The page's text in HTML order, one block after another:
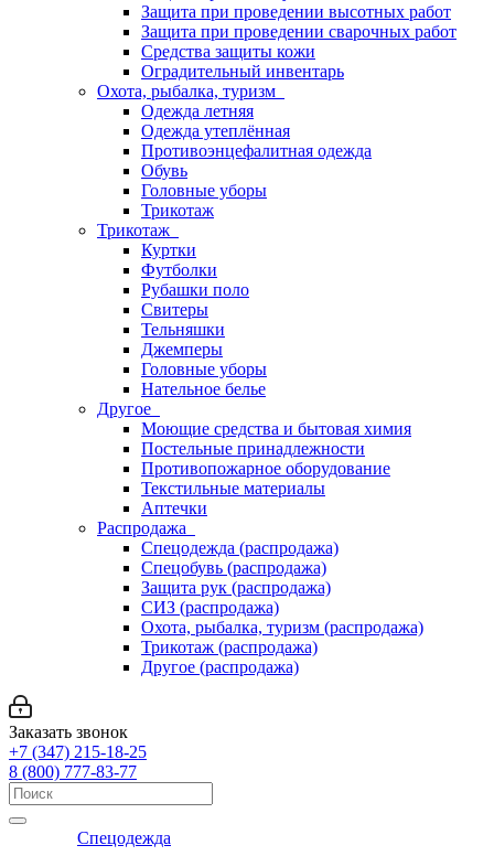
Защита при проведении высотных работ
Защита при проведении сварочных работ
Средства защиты кожи
Оградительный инвентарь
Охота, рыбалка, туризм
Одежда летняя
Одежда утеплённая
Противоэнцефалитная одежда
Обувь
Головные уборы
Трикотаж
Трикотаж
Куртки
Футболки
Рубашки поло
Свитеры
Тельняшки
Джемперы
Головные уборы
Нательное белье
Другое
Моющие средства и бытовая химия
Постельные принадлежности
Противопожарное оборудование
Текстильные материалы
Аптечки
Распродажа
Спецодежда (распродажа)
Спецобувь (распродажа)
Защита рук (распродажа)
СИЗ (распродажа)
Охота, рыбалка, туризм (распродажа)
Трикотаж (распродажа)
Другое (распродажа)
Заказать звонок
+7 (347) 215-18-25
8 (800) 777-83-77
Спецодежда